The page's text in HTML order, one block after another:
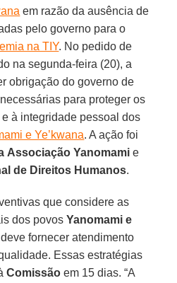
em razão da ausência de
pelo governo para o
na TIY. No pedido de
na segunda-feira (20), a
obrigação do governo de
para proteger os
à integridade pessoal dos
e Ye’kwana. A ação foi
Associação Yanomami e
de Direitos Humanos.
que considere as
dos povosYanomami e
fornecer atendimento
Essas estratégias
Comissão em 15 dias. “A